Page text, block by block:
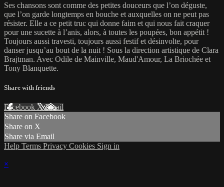
Ses chansons sont comme des petites douceurs que l’on déguste,
que l’on garde longtemps en bouche et auxquelles on ne peut pas
résister. Elle a ce petit truc qui donne faim et qui nous fait craquer
pour une sucette à l’anis, alors, à toutes les poupées, bon appétit !
Toujours aussi travesti, toujours aussi festif et désinvolte, pour
danser jusqu’au bout de la nuit ! Sous la direction artistique de Clara
Brajtman. Avec Odile de Mainville, Maud'Amour, La Briochée et
Tony Blanquette.
Share with friends
Facebook XEmail
Share on Facebook
Share on X
Share via Email
Help Terms Privacy Cookies Sign in
×